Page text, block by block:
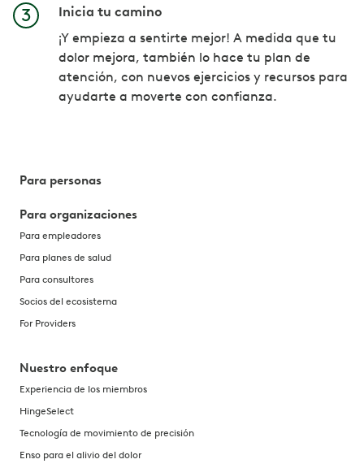
Inicia tu camino
¡Y empieza a sentirte mejor! A medida que tu
dolor mejora, también lo hace tu plan de
atención, con nuevos ejercicios y recursos para
ayudarte a moverte con confianza.
Para personas
Para organizaciones
Para empleadores
Para planes de salud
Para consultores
Socios del ecosistema
For Providers
Nuestro enfoque
Experiencia de los miembros
HingeSelect
Tecnología de movimiento de precisión
Enso para el alivio del dolor